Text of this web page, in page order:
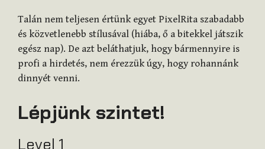
Talán nem teljesen értünk egyet PixelRita szabadabb
és közvetlenebb stílusával (hiába, ő a bitekkel játszik
egész nap). De azt beláthatjuk, hogy bármennyire is
profi a hirdetés, nem érezzük úgy, hogy rohannánk
dinnyét venni.
Lépjünk szintet!
Level 1